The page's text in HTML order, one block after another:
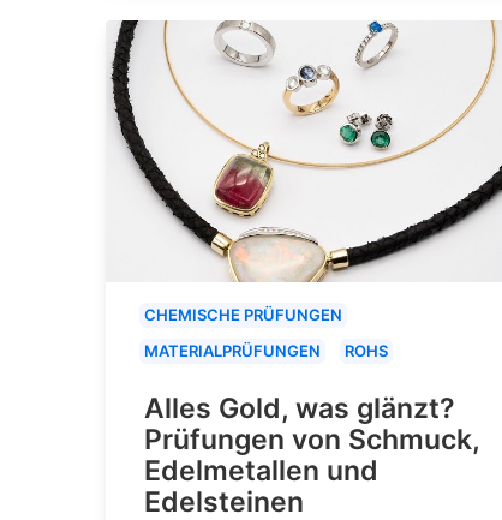
CHEMISCHE PRÜFUNGEN
MATERIALPRÜFUNGEN
ROHS
Alles Gold, was glänzt?
Prüfungen von Schmuck,
Edelmetallen und
Edelsteinen